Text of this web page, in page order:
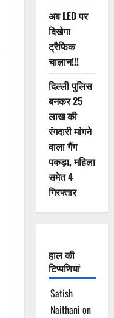
अब LED पर
दिखेगा
ट्रैफिक
चालान!!!
दिल्ली पुलिस
बनकर 25
लाख की
रंगदारी मांगने
वाला गैंग
पकड़ा, महिला
समेत 4
गिरफ्तार
हाल की
टिप्पणियां
Satish
Naithani on